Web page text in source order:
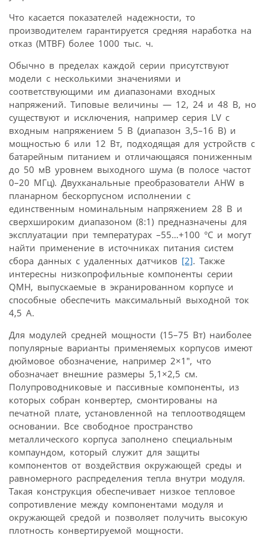
Что касается показателей надежности, то
производителем гарантируется средняя наработка на
отказ (MTBF) более 1000 тыс. ч.
Обычно в пределах каждой серии присутствуют
модели с несколькими значениями и
соответствующими им диапазонами входных
напряжений. Типовые величины — 12, 24 и 48 В, но
существуют и исключения, например серия LV с
входным напряжением 5 В (диапазон 3,5–16 В) и
мощностью 6 или 12 Вт, подходящая для устройств с
батарейным питанием и отличающаяся пониженным
до 50 мВ уровнем выходного шума (в полосе частот
0–20 МГц). Двухканальные преобразователи AHW в
планарном бескорпусном исполнении с
единственным номинальным напряжением 28 В и
сверхшироким диапазоном (8:1) предназначены для
эксплуатации при температурах –55…+100 °С и могут
найти применение в источниках питания систем
сбора данных с удаленных датчиков [2]. Также
интересны низкопрофильные компоненты серии
QMH, выпускаемые в экранированном корпусе и
способные обеспечить максимальный выходной ток
4,5 А.
Для модулей средней мощности (15–75 Вт) наиболее
популярные варианты применяемых корпусов имеют
дюймовое обозначение, например 2×1″, что
обозначает внешние размеры 5,1×2,5 см.
Полупроводниковые и пассивные компоненты, из
которых собран конвертер, смонтированы на
печатной плате, установленной на теплоотводящем
основании. Все свободное пространство
металлического корпуса заполнено специальным
компаундом, который служит для защиты
компонентов от воздействия окружающей среды и
равномерного распределения тепла внутри модуля.
Такая конструкция обеспечивает низкое тепловое
сопротивление между компонентами модуля и
окружающей средой и позволяет получить высокую
плотность конвертируемой мощности.